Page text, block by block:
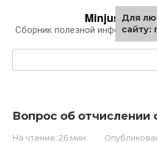
контенту
Minjust-irk.ru
Сборник полезной информации
Вопрос об отчислении
На чтение: 26 мин
Для
сайту: